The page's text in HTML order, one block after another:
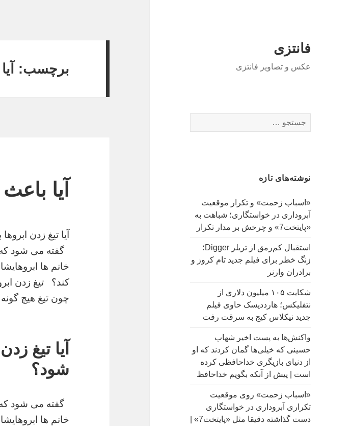
فانتزی
عکس و تصاویر فانتزی
س
ب
ا
ی
:
نوشته‌های تازه
«اسباب زحمت» و تکرار موقعیت
آبروداری در خواستگاری؛ شباهت به
«پایتخت7» و چرخش بر مدار تکرار
استقبال کم‌رمق از تریلر Digger؛
زنگ خطر برای فیلم جدید تام کروز و
برادران وارنر
شکایت ۱۰۵ میلیون دلاری از
نتفلیکس؛ هارددیسک حاوی فیلم
جدید نیکلاس کیج به سرقت رفت
واکنش‌ها به پست اخیر شهاب
حسینی که خیلی‌ها گمان کردند که او
از دنیای بازیگری خداحافظی کرده
است | پیش از آنکه بگویم خداحافظ
«اسباب زحمت» روی موقعیت
تکراری آبروداری در خواستگاری
دست گذاشته دقیقا مثل «پایتخت7» |
برچسب:
آیا
آیا تیغ زدن
گفته می شود
خانم ها
کند؟ تیغ زدن
چون تیغ هیچ
آیا تیغ
شود؟
گفته می شود
خانم ها